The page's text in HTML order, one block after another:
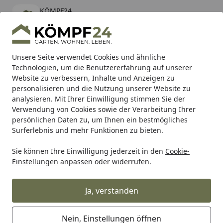
Unsere Seite verwendet Cookies und ähnliche
Technologien, um die Benutzererfahrung auf unserer
Website zu verbessern, Inhalte und Anzeigen zu
personalisieren und die Nutzung unserer Website zu
analysieren. Mit Ihrer Einwilligung stimmen Sie der
Verwendung von Cookies sowie der Verarbeitung Ihrer
persönlichen Daten zu, um Ihnen ein bestmögliches
Surferlebnis und mehr Funktionen zu bieten.
Sie können Ihre Einwilligung jederzeit in den Cookie-
Einstellungen anpassen oder widerrufen.
Ja, verstanden
Nein, Einstellungen öffnen
KÖMPF24
kostenlos - Im App Store
Hotline
Alle Produkte
Mein Konto
Suchen
Karibu Pools inkl. gratis Sandfilteranlage & Pool-
Starterset (Gesamtwert bis 468,99€)
Startseite
RK Rk Kettenrad RK Kettenrad 4500 35 Zähne
RK Kettenrad 4500 35 Zähne